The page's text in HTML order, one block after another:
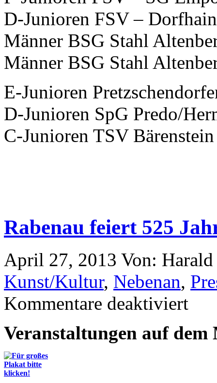
D-Junioren FSV –
Männer BSG Stahl
Männer BSG Stahl
E-Junioren
D-Junioren SpG Predo/
C-Junioren TSV
Rabenau feiert 525
April 27, 2013 Von:
Kunst/Kultur, Nebenan,
Kommentare deaktiviert
Veranstaltungen auf